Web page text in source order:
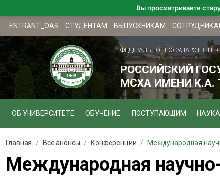
ENTRANT_OAS СТУДЕНТАМ ВЫПУСКНИКАМ
ФЕДЕРАЛЬНОЕ
РОССИЙСКИЙ
МСХА ИМЕНИ К.А.
ОБ УНИВЕРСИТЕТЕ ОБУЧЕНИЕ ПОСТУПАЮЩИМ
Главная Все анонсы Конференции Международная
Международная
Вы просматриваете